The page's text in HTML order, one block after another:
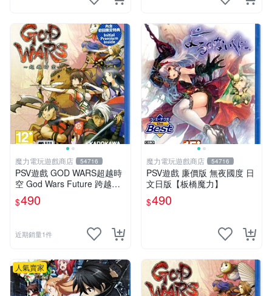
魔力電玩遊戲商店 54716
PSV遊戲 GOD WARS超越時
空 God Wars Future 跨越時
空 中文亞版【板橋魔力】
$490
近期銷量1件
魔力電玩遊戲商店 54716
PSV遊戲 廉價版 無夜國度 日
文日版【板橋魔力】
$490
人氣賣家